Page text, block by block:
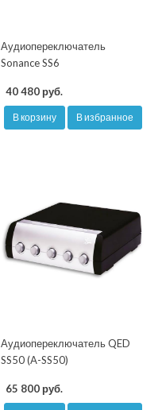
Аудиопереключатель
Sonance SS6
40 480 руб.
В корзину В избранное
Аудиопереключатель QED
SS50 (A-SS50)
65 800 руб.